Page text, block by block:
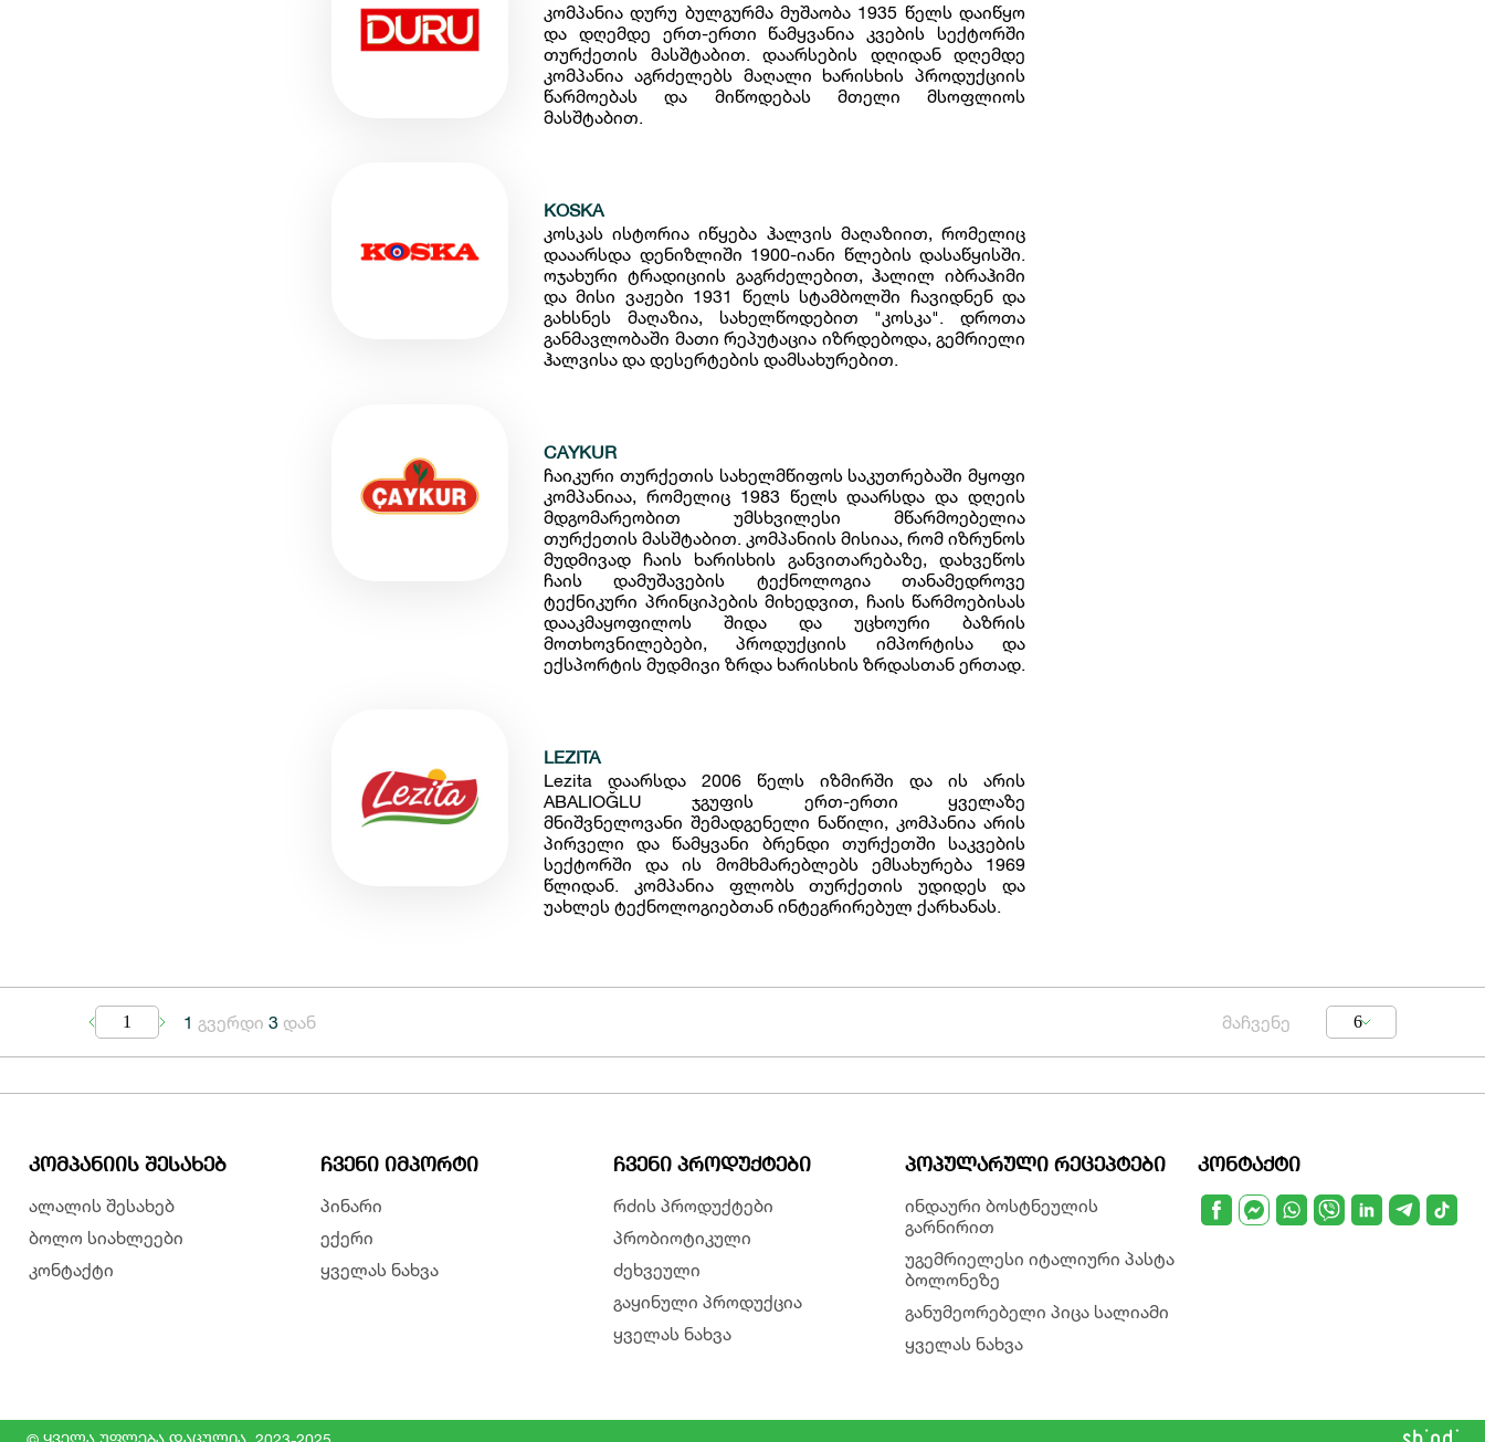
კომპანია დურუ ბულგურმა მუშაობა 1935 წელს დაიწყო
და დღემდე ერთ-ერთი წამყვანია კვების სექტორში
თურქეთის მასშტაბით. დაარსების დღიდან დღემდე
კომპანია აგრძელებს მაღალი ხარისხის პროდუქციის
წარმოებას და მიწოდებას მთელი მსოფლიოს
მასშტაბით.
KOSKA
კოსკას ისტორია იწყება ჰალვის მაღაზიით, რომელიც
დააარსდა დენიზლიში 1900-იანი წლების დასაწყისში.
ოჯახური ტრადიციის გაგრძელებით, ჰალილ იბრაჰიმი
და მისი ვაჟები 1931 წელს სტამბოლში ჩავიდნენ და
გახსნეს მაღაზია, სახელწოდებით "კოსკა". დროთა
განმავლობაში მათი რეპუტაცია იზრდებოდა, გემრიელი
ჰალვისა და დესერტების დამსახურებით.
CAYKUR
ჩაიკური თურქეთის სახელმწიფოს საკუთრებაში მყოფი
კომპანიაა, რომელიც 1983 წელს დაარსდა და დღეის
მდგომარეობით უმსხვილესი მწარმოებელია
თურქეთის მასშტაბით. კომპანიის მისიაა, რომ იზრუნოს
მუდმივად ჩაის ხარისხის განვითარებაზე, დახვეწოს
ჩაის დამუშავების ტექნოლოგია თანამედროვე
ტექნიკური პრინციპების მიხედვით, ჩაის წარმოებისას
დააკმაყოფილოს შიდა და უცხოური ბაზრის
მოთხოვნილებები, პროდუქციის იმპორტისა და
ექსპორტის მუდმივი ზრდა ხარისხის ზრდასთან ერთად.
LEZITA
Lezita დაარსდა 2006 წელს იზმირში და ის არის
ABALIOĞLU ჯგუფის ერთ-ერთი ყველაზე
მნიშვნელოვანი შემადგენელი ნაწილი, კომპანია არის
პირველი და წამყვანი ბრენდი თურქეთში საკვების
სექტორში და ის მომხმარებლებს ემსახურება 1969
წლიდან. კომპანია ფლობს თურქეთის უდიდეს და
უახლეს ტექნოლოგიებთან ინტეგრირებულ ქარხანას.
1 1 გვერდი 3 დან მაჩვენე 6
ᲙᲝᲛᲞᲐᲜᲘᲘᲡ ᲨᲔᲡᲐᲮᲔᲑ
ალალის შესახებ
ბოლო სიახლეები
კონტაქტი
ᲩᲕᲔᲜᲘ ᲘᲛᲞᲝᲠᲢᲘ
პინარი
ექერი
ყველას ნახვა
ᲩᲕᲔᲜᲘ ᲞᲠᲝᲓᲣᲥᲢᲔᲑᲘ
რძის პროდუქტები
პრობიოტიკული
ძეხვეული
გაყინული პროდუქცია
ყველას ნახვა
ᲞᲝᲞᲣᲚᲐᲠᲣᲚᲘ ᲠᲔᲪᲔᲞᲢᲔᲑᲘ
ინდაური ბოსტნეულის
გარნირით
უგემრიელესი იტალიური პასტა
ბოლონეზე
განუმეორებელი პიცა სალიამი
ყველას ნახვა
ᲙᲝᲜᲢᲐᲥᲢᲘ